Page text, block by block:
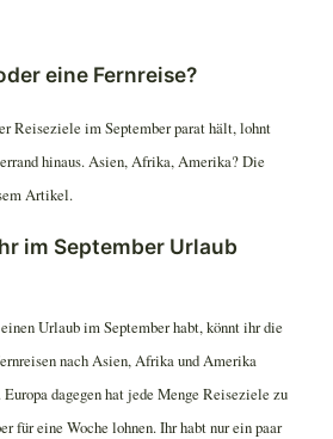
eine Fernreise?
Reiseziele im September parat hält, lohnt
hinaus. Asien, Afrika, Amerika? Die
Artikel.
im September Urlaub
Urlaub im September habt, könnt ihr die
nach Asien, Afrika und Amerika
dagegen hat jede Menge Reiseziele zu
für eine Woche lohnen. Ihr habt nur ein paar